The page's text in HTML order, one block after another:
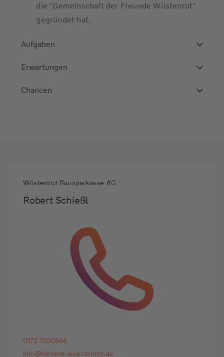
die "Gemeinschaft der Freunde Wüstenrot"
gegründet hat.
Aufgaben
Erwartungen
Chancen
Wüstenrot Bausparkasse AG
Robert Schießl
0172 1300656
info@karriere.wuestenrot.de